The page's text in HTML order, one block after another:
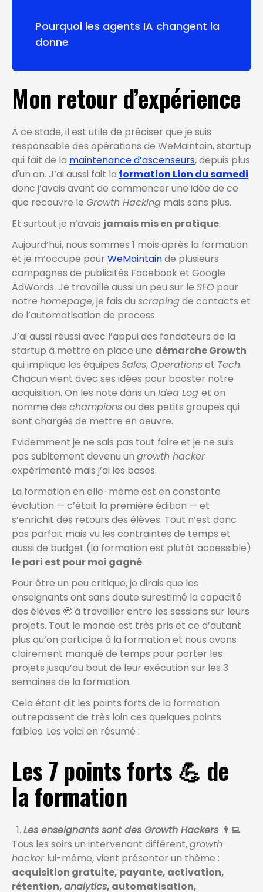
Pourquoi les agents IA changent la
donne
Mon retour d’expérience
A ce stade, il est utile de préciser que je suis
responsable des opérations de WeMaintain, startup
qui fait de la maintenance d’ascenseurs, depuis plus
d'un an. J’ai aussi fait la formation Lion du samedi
donc j’avais avant de commencer une idée de ce
que recouvre le Growth Hacking mais sans plus.
Et surtout je n’avais jamais mis en pratique.
Aujourd’hui, nous sommes 1 mois après la formation
et je m’occupe pour WeMaintainde plusieurs
campagnes de publicités Facebook et Google
AdWords. Je travaille aussi un peu sur le SEO pour
notre homepage, je fais du scrapingde contacts et
de l’automatisation de process.
J’ai aussi réussi avec l’appui des fondateurs de la
startup à mettre en place une démarche Growth
qui implique les équipes Sales, Operationset Tech.
Chacun vient avec ses idées pour booster notre
acquisition. On les note dans un Idea Log et on
nomme des championsou des petits groupes qui
sont chargés de mettre en oeuvre.
Evidemment je ne sais pas tout faire et je ne suis
pas subitement devenu un growth hacker
expérimenté mais j’ai les bases.
La formation en elle-même est en constante
évolution — c’était la première édition — et
s’enrichit des retours des élèves. Tout n’est donc
pas parfait mais vu les contraintes de temps et
aussi de budget (la formation est plutôt accessible)
le pari est pour moi gagné.
Pour être un peu critique, je dirais que les
enseignants ont sans doute surestimé la capacité
des élèves 🤓 à travailler entre les sessions sur leurs
projets. Tout le monde est très pris et ce d’autant
plus qu’on participe à la formation et nous avons
clairement manqué de temps pour porter les
projets jusqu’au bout de leur exécution sur les 3
semaines de la formation.
Cela étant dit les points forts de la formation
outrepassent de très loin ces quelques points
faibles. Les voici en résumé :
Les 7 points forts 💪 de
la formation
Les enseignants sont des Growth Hackers 👨‍💻
Tous les soirs un intervenant différent,growth
hacker lui-même, vient présenter un thème :
acquisition gratuite, payante, activation,
rétention,analytics, automatisation,